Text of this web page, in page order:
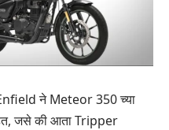
ने Meteor 350 च्या
जसे की आता Tripper